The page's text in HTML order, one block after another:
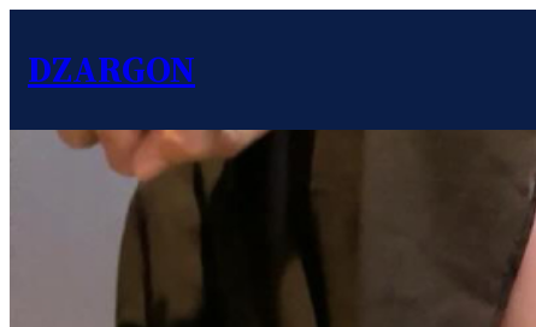
DZARGON